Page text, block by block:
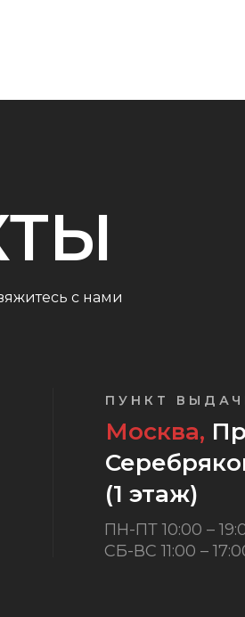
с нами
Москва,
(1 этаж)
ПУНКТ
ПН-ПТ 10:00 –
СБ-ВС 11:00 –